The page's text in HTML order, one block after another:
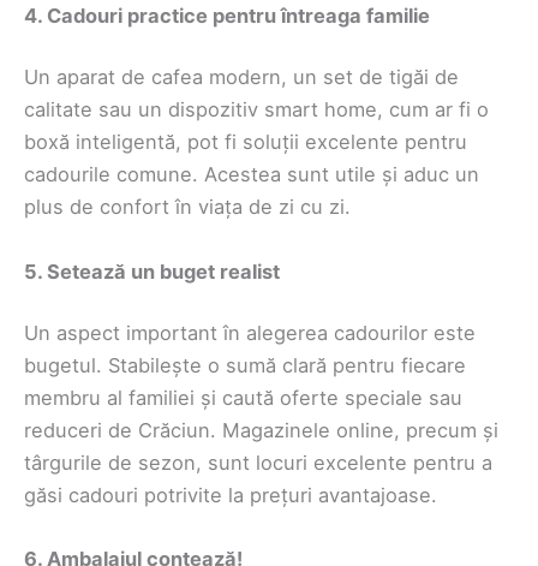
4. Cadouri practice pentru întreaga familie
Un aparat de cafea modern, un set de tigăi de
calitate sau un dispozitiv smart home, cum ar fi o
boxă inteligentă, pot fi soluții excelente pentru
cadourile comune. Acestea sunt utile și aduc un
plus de confort în viața de zi cu zi.
5. Setează un buget realist
Un aspect important în alegerea cadourilor este
bugetul. Stabilește o sumă clară pentru fiecare
membru al familiei și caută oferte speciale sau
reduceri de Crăciun. Magazinele online, precum și
târgurile de sezon, sunt locuri excelente pentru a
găsi cadouri potrivite la prețuri avantajoase.
6. Ambalajul contează!